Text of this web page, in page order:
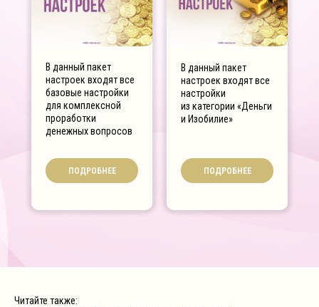
ПОДРОБНЕЕ
В данный пакет
настроек входят все
базовые настройки
для комплексной
проработки
денежных вопросов
В данный пакет
настроек входят все
настройки
из категории «Деньги
и Изобилие»
ПОДРОБНЕЕ
Читайте также: